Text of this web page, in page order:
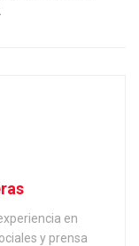
en
y prensa